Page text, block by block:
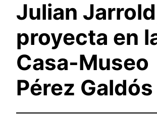
Julian
proyecta en
Casa-Museo
Pérez Galdós